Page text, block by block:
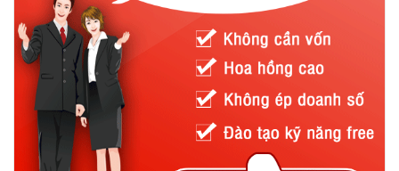
Cấu tạo
Mỗi một loạikính bảo hộ lao động chống bụicủa mỗi thương
hiệu khác nhau sẽ có cấu tạo riêng biệt. Điều này giúp người
dùng phân biệt được thương hiệu cũng như tính năng của
chúng. Nhưng lời khuyên cho bạn trong chọn mua kính bảo hộ
chống bụi chính là kính có cấu tạo gọng và tròng kính liền nhau
Tại sao lại vậy? Vì
kính chống bụi có gọng và tròng kính liền
nhau sẽ giúp giảm thiểu sự xô lệch và tách rời của kính khi bạn